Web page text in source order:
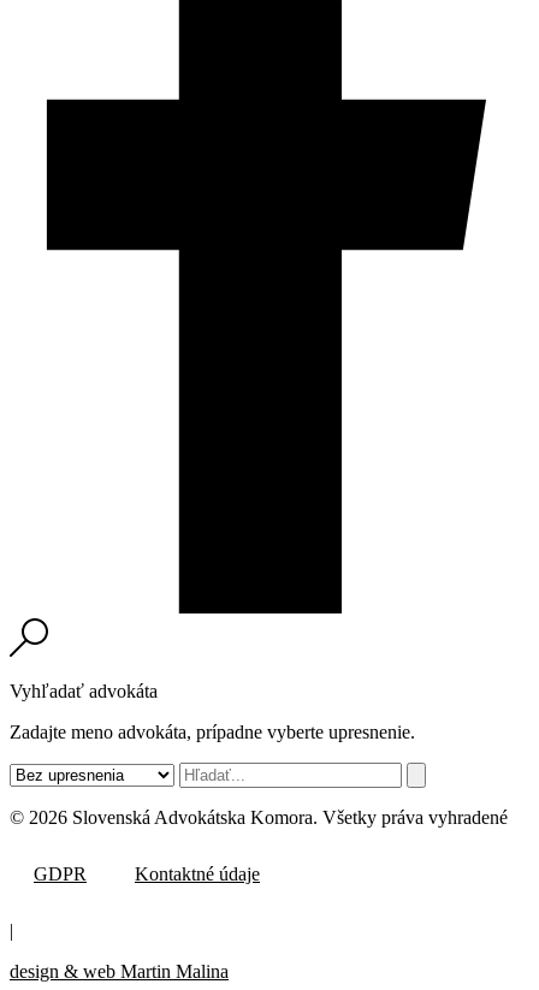
Vyhľadať advokáta
Zadajte meno advokáta, prípadne vyberte upresnenie.
© 2026 Slovenská Advokátska Komora. Všetky práva vyhradené
GDPR Kontaktné údaje
|
design & web Martin Malina